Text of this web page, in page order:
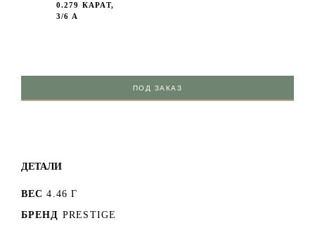
0.279 КАРАТ,
3/6 А
ПОД ЗАКАЗ
ДЕТАЛИ
ВЕС 4.46 Г
БРЕНД PRESTIGE